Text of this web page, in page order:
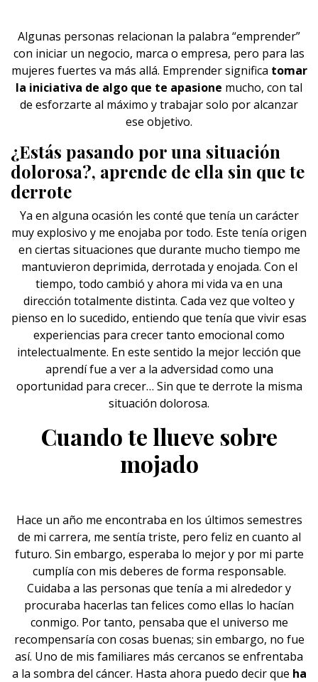
Algunas personas relacionan la palabra “emprender”
con iniciar un negocio, marca o empresa, pero para las
mujeres fuertes va más allá. Emprender significa tomar
la iniciativa de algo que te apasione mucho, con tal
de esforzarte al máximo y trabajar solo por alcanzar
ese objetivo.
¿Estás pasando por una situación
dolorosa?, aprende de ella sin que te
derrote
Ya en alguna ocasión les conté que tenía un carácter
muy explosivo y me enojaba por todo. Este tenía origen
en ciertas situaciones que durante mucho tiempo me
mantuvieron deprimida, derrotada y enojada. Con el
tiempo, todo cambió y ahora mi vida va en una
dirección totalmente distinta. Cada vez que volteo y
pienso en lo sucedido, entiendo que tenía que vivir esas
experiencias para crecer tanto emocional como
intelectualmente. En este sentido la mejor lección que
aprendí fue a ver a la adversidad como una
oportunidad para crecer… Sin que te derrote la misma
situación dolorosa.
Cuando te llueve sobre
mojado
Hace un año me encontraba en los últimos semestres
de mi carrera, me sentía triste, pero feliz en cuanto al
futuro. Sin embargo, esperaba lo mejor y por mi parte
cumplía con mis deberes de forma responsable.
Cuidaba a las personas que tenía a mi alrededor y
procuraba hacerlas tan felices como ellas lo hacían
conmigo. Por tanto, pensaba que el universo me
recompensaría con cosas buenas; sin embargo, no fue
así. Uno de mis familiares más cercanos se enfrentaba
a la sombra del cáncer. Hasta ahora puedo decir que ha